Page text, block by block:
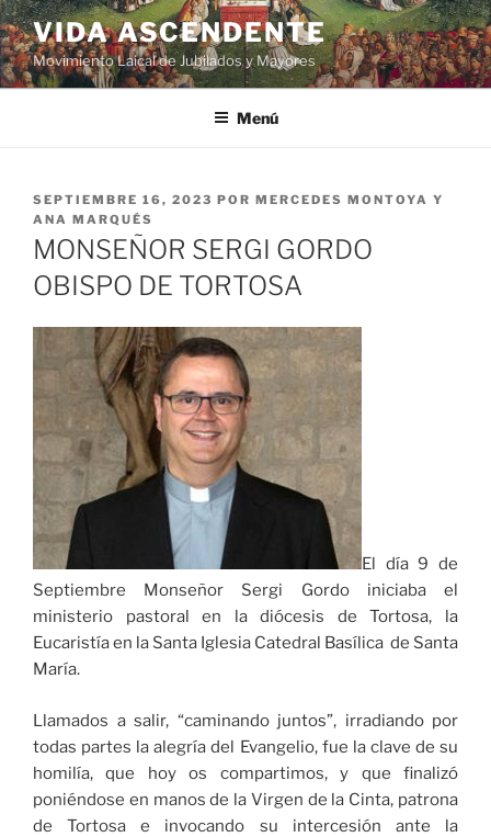
VIDA ASCENDENTE
Movimiento Laical de Jubilados y Mayores
Menú
SEPTIEMBRE 16, 2023 POR MERCEDES MONTOYA Y
ANA MARQUÉS
MONSEÑOR SERGI GORDO
OBISPO DE TORTOSA
El día 9 de
Septiembre Monseñor Sergi Gordo iniciaba el
ministerio pastoral en la diócesis de Tortosa, la
Eucaristía en la Santa Iglesia Catedral Basílica de Santa
María.
Llamados a salir, “caminando juntos”, irradiando por
todas partes la alegría del Evangelio, fue la clave de su
homilía, que hoy os compartimos, y que finalizó
poniéndose en manos de la Virgen de la Cinta, patrona
de Tortosa e invocando su intercesión ante la